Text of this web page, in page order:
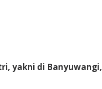
yakni di Banyuwangi,